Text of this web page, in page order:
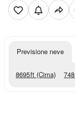
Previsione neve
8695ft (Cima)